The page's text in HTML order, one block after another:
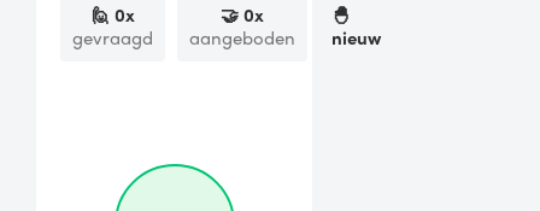
🙋 0x
gevraagd
🤝0x
aangeboden
🐣
nieuw